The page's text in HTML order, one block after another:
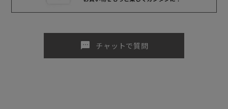
sms チャットで質問